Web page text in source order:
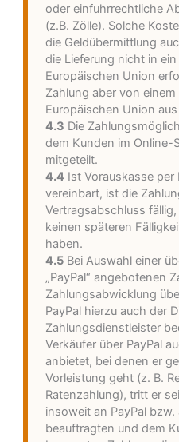
oder einfuhrrechtliche
(z.B. Zölle). Solche
die Geldübermittlung
die Lieferung nicht in
Europäischen Union
Zahlung aber von
Europäischen Union
4.3 Die
dem Kunden im Online-
mitgeteilt.
4.4 Ist Vorauskasse per
vereinbart, ist die
Vertragsabschluss
keinen späteren
haben.
4.5 Bei Auswahl einer
„PayPal“ angebotenen
Zahlungsabwicklung
PayPal hierzu auch der
Zahlungsdienstleister
Verkäufer über PayPal
anbietet, bei denen er
Vorleistung geht (z. B.
Ratenzahlung), tritt er
insoweit an PayPal
beauftragten und dem